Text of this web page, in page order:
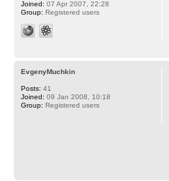
Joined: 07 Apr 2007, 22:28
Group: Registered users
EvgenyMuchkin
Posts: 41
Joined: 09 Jan 2008, 10:18
Group: Registered users